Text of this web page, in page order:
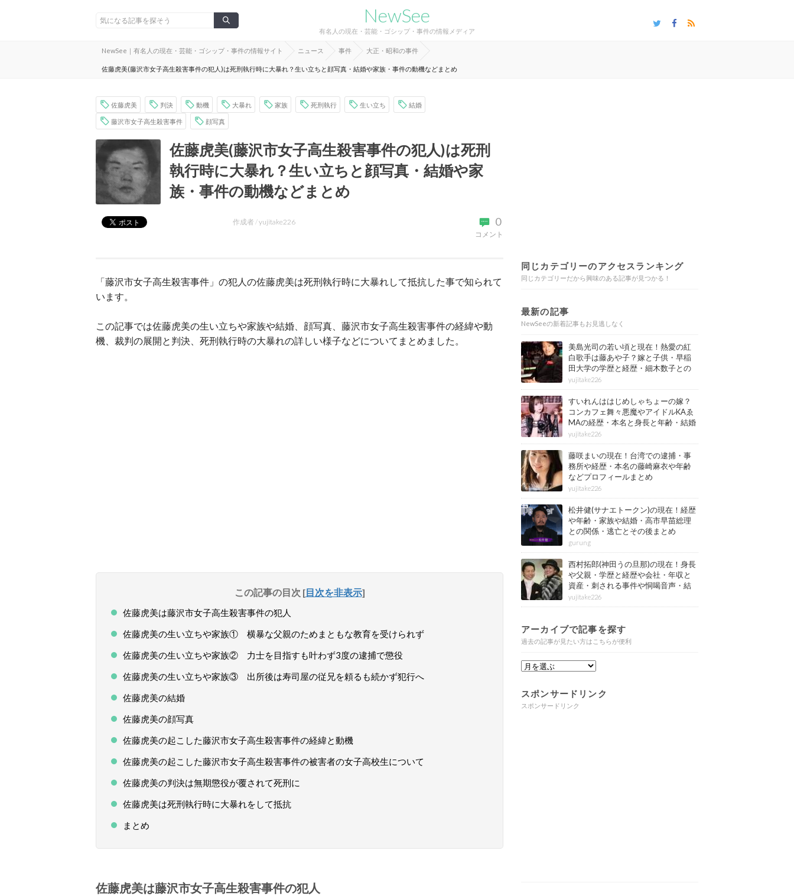
NewSee
有名人の現在・芸能・ゴシップ・事件の情報メディア
NewSee｜有名人の現在・芸能・ゴシップ・事件の情報サイト ニュース 事件 大正・昭和の事件
佐藤虎美(藤沢市女子高生殺害事件の犯人)は死刑執行時に大暴れ？生い立ちと顔写真・結婚や家族・事件の動機などまとめ
佐藤虎美 判決 動機 大暴れ 家族 死刑執行 生い立ち 結婚
藤沢市女子高生殺害事件 顔写真
佐藤虎美(藤沢市女子高生殺害事件の犯人)は死刑
執行時に大暴れ？生い立ちと顔写真・結婚や家
族・事件の動機などまとめ
0
コメント
作成者 /yujitake226
「藤沢市女子高生殺害事件」の犯人の佐藤虎美は死刑執行時に大暴れして抵抗した事で知られて
います。
この記事では佐藤虎美の生い立ちや家族や結婚、顔写真、藤沢市女子高生殺害事件の経緯や動
機、裁判の展開と判決、死刑執行時の大暴れの詳しい様子などについてまとめました。
この記事の目次 [目次を非表示]
佐藤虎美は藤沢市女子高生殺害事件の犯人
佐藤虎美の生い立ちや家族① 横暴な父親のためまともな教育を受けられず
佐藤虎美の生い立ちや家族② 力士を目指すも叶わず3度の逮捕で懲役
佐藤虎美の生い立ちや家族③ 出所後は寿司屋の従兄を頼るも続かず犯行へ
佐藤虎美の結婚
佐藤虎美の顔写真
佐藤虎美の起こした藤沢市女子高生殺害事件の経緯と動機
佐藤虎美の起こした藤沢市女子高生殺害事件の被害者の女子高校生について
佐藤虎美の判決は無期懲役が覆されて死刑に
佐藤虎美は死刑執行時に大暴れをして抵抗
まとめ
佐藤虎美は藤沢市女子高生殺害事件の犯人
同じカテゴリーのアクセスランキング
同じカテゴリーだから興味のある記事が見つかる！
最新の記事
NewSeeの新着記事もお見逃しなく
美島光司の若い頃と現在！熱愛の紅
白歌手は藤あや子？嫁と子供・早稲
田大学の学歴と経歴・細木数子との
確執もまとめ
yujitake226
すいれんははじめしゃちょーの嫁？
コンカフェ舞々悪魔やアイドルKAゑ
MAの経歴・本名と身長と年齢・結婚
情報もまとめ
yujitake226
藤咲まいの現在！台湾での逮捕・事
務所や経歴・本名の藤崎麻衣や年齢
などプロフィールまとめ
yujitake226
松井健(サナエトークン)の現在！経歴
や年齢・家族や結婚・高市早苗総理
との関係・逃亡とその後まとめ
gurung
西村拓郎(神田うの旦那)の現在！身長
や父親・学歴と経歴や会社・年収と
資産・刺される事件や恫喝音声・結
婚と子供や自宅・脳梗塞の病気もま
とめ
yujitake226
アーカイブで記事を探す
過去の記事が見たい方はこちらが便利
スポンサードリンク
スポンサードリンク